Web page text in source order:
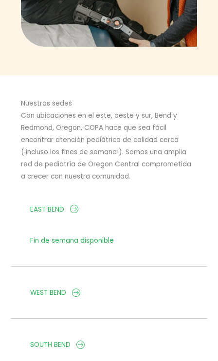
Nuestras sedes
Con ubicaciones en el este, oeste y sur, Bend y
Redmond, Oregon, COPA hace que sea fácil
encontrar atención pediátrica de calidad cerca
(¡incluso los fines de semana!). Somos una amplia
red de pediatría de Oregon Central comprometida
a crecer con nuestra comunidad.
EAST BEND
Fin de semana disponible
WEST BEND
SOUTH BEND